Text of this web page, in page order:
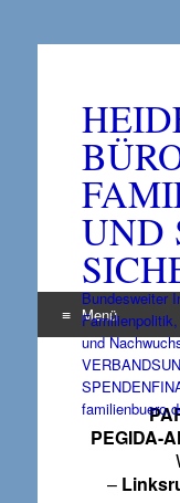
UND
Bundesweiter
und
Menü
springen
PEGIDA-
–